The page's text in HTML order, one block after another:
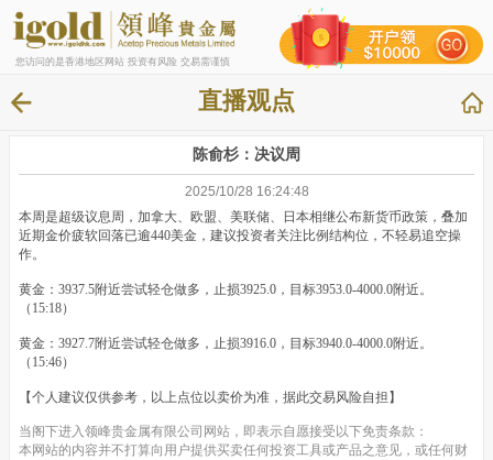
您访问的是香港地区网站 投资有风险 交易需谨慎
直播观点
陈俞杉：决议周
2025/10/28 16:24:48
本周是超级议息周，加拿大、欧盟、美联储、日本相继公布新货币政策，叠加
近期金价疲软回落已逾440美金，建议投资者关注比例结构位，不轻易追空操
作。
黄金：3937.5附近尝试轻仓做多，止损3925.0，目标3953.0-4000.0附近。
（15:18）
黄金：3927.7附近尝试轻仓做多，止损3916.0，目标3940.0-4000.0附近。
（15:46）
【个人建议仅供参考，以上点位以卖价为准，据此交易风险自担】
当阁下进入领峰贵金属有限公司网站，即表示自愿接受以下免责条款：
本网站的内容并不打算向用户提供买卖任何投资工具或产品之意见，或任何财